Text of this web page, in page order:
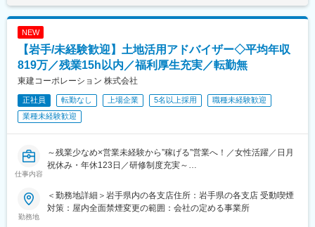
・新メニューの提案
シフト制で休みも取りやすく、長く働ける環境。「体力的に無理
なく長く働きたい」「趣味や家族との時間も大切にしたい」とい
う方にも安心です。役職に関係なく、プライベートも大切にでき
■当社について：
るような組織、環境づくりに力を入れています。
・年間休日121日／土日祝日休み
・平均残業時間：28.6時間（2025年度）
・ノー残業デー有り
・年次有給取得実績：95.6％（2025年度）
・定年65歳（1年毎の再雇用制度有り）
・58歳以上を対象としたライフプランセミナーの実施
・2016年から働き方改革に向けた取り組みを強化
■入社後について：
入社時は契約社員としてスタートしますが、1年後に正社員の登用
■キャリア形成について：
当社はキャリア採用者向けの入社時教育を実施しております。ま
NEW
【岩手/未経験歓迎】土地活用アドバイザー◇平均年収
819万／残業15h以内／福利厚生充実／転勤無
東建コーポレーション 株式会社
正社員 転勤なし 上場企業 5名以上採用
職種未経験歓迎
業種未経験歓迎
仕事内容
～残業少なめ×営業未経験から”稼げる”営業へ！／女性活躍／日月
祝休み・年休123日／研修制度充実～
＼＼ここが魅力／／
◎業界トップレベルのインセンティブ制度で高年収社員多数！
社内の5人に1人が年収1000万円以上、2人に1人が700万以上で
勤務地
＜勤務地詳細＞岩手県内の各支店住所：岩手県の各支店 受動喫煙
対策：屋内全面禁煙変更の範囲：会社の定める事業所